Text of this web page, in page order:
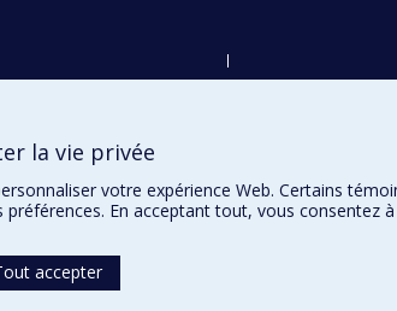
la vie privée
votre expérience Web. Certains
préférences. En acceptant tout, vous
accepter